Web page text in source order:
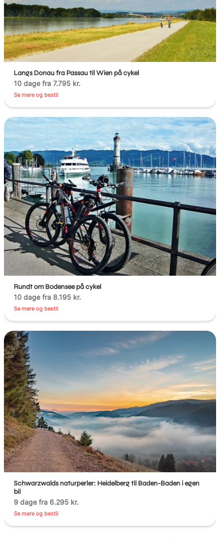
Langs Donau fra Passau til Wien på cykel
10 dage fra 7.795 kr.
Se mere og bestil
Rundt om Bodensee på cykel
10 dage fra 8.195 kr.
Se mere og bestil
Schwarzwalds naturperler: Heidelberg til Baden-Baden i egen
bil
9 dage fra 6.295 kr.
Se mere og bestil